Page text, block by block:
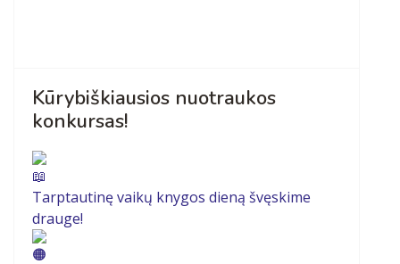
Kūrybiškiausios nuotraukos
konkursas!
Tarptautinę vaikų knygos dieną švęskime
drauge!